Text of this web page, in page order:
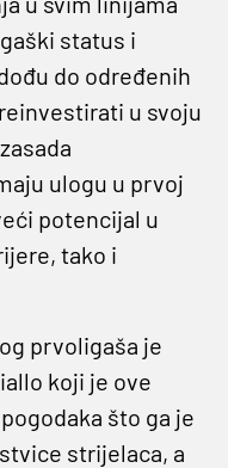
status i
do određenih
u svoju
ulogu u prvoj
potencijal u
tako i
prvoligaša je
koji je ove
što ga je
strijelaca, a